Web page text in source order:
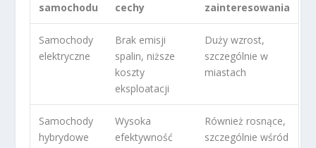
samochodu
cechy
zainteresowania
Samochody
elektryczne
Brak emisji
spalin, niższe
koszty
eksploatacji
Duży wzrost,
szczególnie w
miastach
Samochody
hybrydowe
Wysoka
efektywność
Również rosnące,
szczególnie wśród